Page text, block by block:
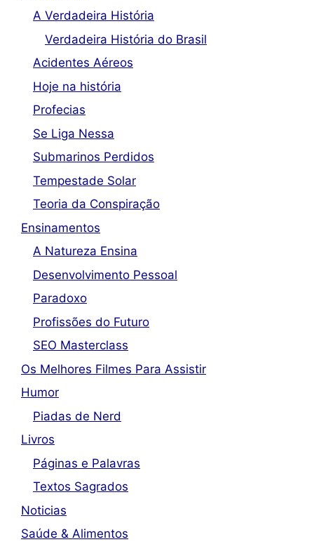
A Verdadeira História
Verdadeira História do Brasil
Acidentes Aéreos
Hoje na história
Profecias
Se Liga Nessa
Submarinos Perdidos
Tempestade Solar
Teoria da Conspiração
Ensinamentos
A Natureza Ensina
Desenvolvimento Pessoal
Paradoxo
Profissões do Futuro
SEO Masterclass
Os Melhores Filmes Para Assistir
Humor
Piadas de Nerd
Livros
Páginas e Palavras
Textos Sagrados
Noticias
Saúde & Alimentos